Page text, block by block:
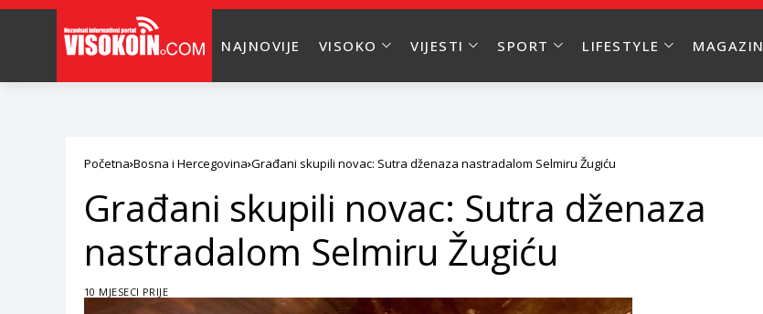
NAJNOVIJE VISOKO VIJESTI SPORT LIFESTYLE MAGAZIN
Početna Bosna i Hercegovina Građani skupili novac: Sutra dženaza nastradalom Selmiru Žugiću
Građani skupili novac: Sutra dženaza
nastradalom Selmiru Žugiću
10 MJESECI PRIJE